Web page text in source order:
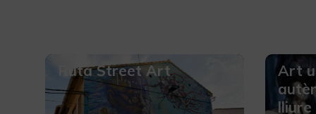
Ruta Street Art
Art
lliure